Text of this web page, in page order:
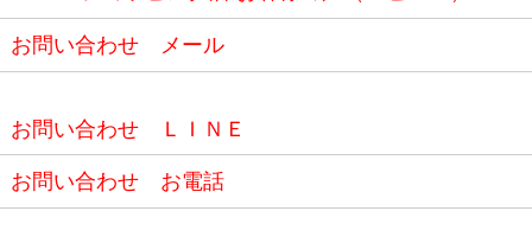
お問い合わせ メール
お問い合わせ ＬＩＮＥ
お問い合わせ お電話